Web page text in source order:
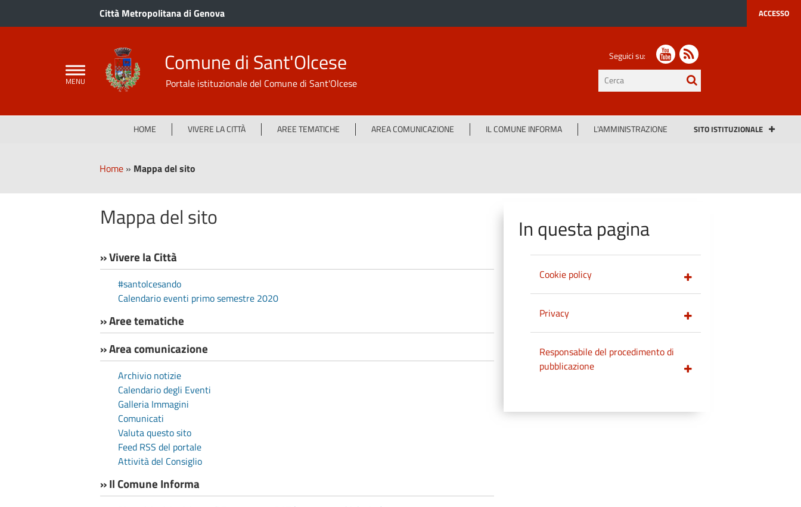
Città Metropolitana di Genova ACCESSO
Comune di Sant'Olcese
Portale istituzionale del Comune di Sant'Olcese
Seguici su:
testo
da
HOME VIVERE LA CITTÀ AREE TEMATICHE AREA COMUNICAZIONE IL COMUNE INFORMA L'AMMINISTRAZIONE SITO ISTITUZIONALE
Home » Mappa del sito
Mappa del sito
» Vivere la Città
#santolcesando
Calendario eventi primo semestre 2020
» Aree tematiche
» Area comunicazione
Archivio notizie
Calendario degli Eventi
Galleria Immagini
Comunicati
Valuta questo sito
Feed RSS del portale
Attività del Consiglio
» Il Comune Informa
In questa pagina
Cookie policy
Privacy
Responsabile del procedimento di
pubblicazione